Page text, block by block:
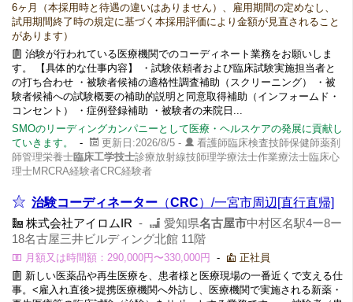
6ヶ月（本採用時と待遇の違いはありません）、雇用期間の定めなし、
試用期間終了時の規定に基づく本採用評価により金額が見直されること
があります）
治験が行われている医療機関でのコーディネート業務をお願いしま
す。 【具体的な仕事内容】 ・試験依頼者および臨床試験実施担当者と
の打ち合わせ ・被験者候補の適格性調査補助（スクリーニング） ・被
験者候補への試験概要の補助的説明と同意取得補助（インフォームド・
コンセント） ・症例登録補助 ・被験者の来院日...
SMOのリーディングカンパニーとして医療・ヘルスケアの発展に貢献し
ていきます。
- 更新日:2026/8/5 -
看護師臨床検査技師保健師薬剤
師管理栄養士臨床工学技士診療放射線技師理学療法士作業療法士臨床心
理士MRCRA経験者CRC経験者
治験コーディネーター （CRC）/一宮市周辺[直行直帰]
株式会社アイロムIR - 愛知県名古屋市中村区名駅4ー8ー
18名古屋三井ビルディング北館 11階
月額又は時間額：290,000円〜330,000円 -
正社員
新しい医薬品や再生医療を、患者様と医療現場の一番近くで支える仕
事。<雇入れ直後>提携医療機関へ外訪し、医療機関で実施される新薬・